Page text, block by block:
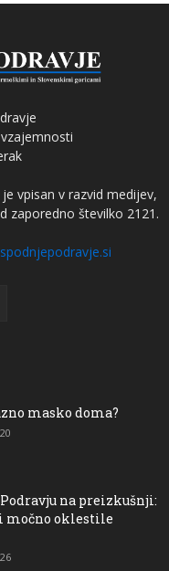
vpisan v razvid medijev,
zaporedno številko 2121.
masko doma?
na preizkušnji:
močno oklestile